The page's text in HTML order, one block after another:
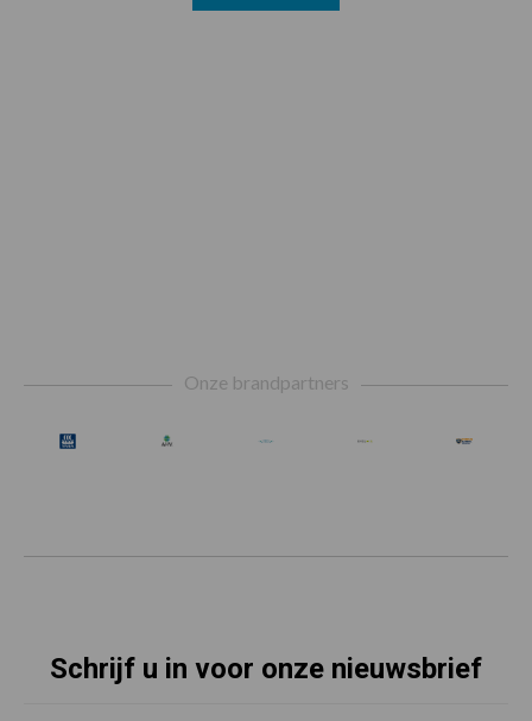
Onze brandpartners
Schrijf u in voor onze nieuwsbrief